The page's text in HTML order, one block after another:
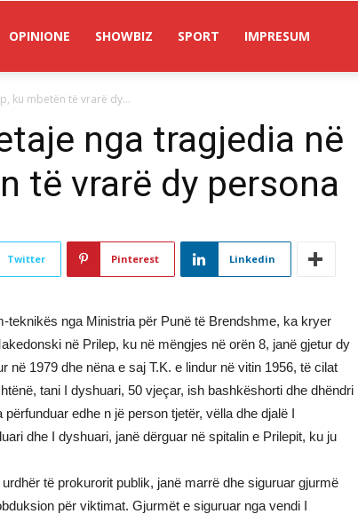
OPINIONE SHOWBIZ SPORT IMPRESUM
ku mbetën të vrarë dy...
nga tragjedia në
të vrarë dy persona
Twitter Pinterest Linkedin
teknikës nga Ministria për Punë të Brendshme, ka kryer
në Prilep, ku në mëngjes në orën 8, janë gjetur dy
në 1979 dhe nëna e saj T.K. e lindur në vitin 1956, të cilat
tani I dyshuari, 50 vjeçar, ish bashkëshorti dhe dhëndri
edhe n jë person tjetër, vëlla dhe djalë I
dhe I dyshuari, janë dërguar në spitalin e Prilepit, ku ju
të prokurorit publik, janë marrë dhe siguruar gjurmë
për viktimat. Gjurmët e siguruar nga vendi I